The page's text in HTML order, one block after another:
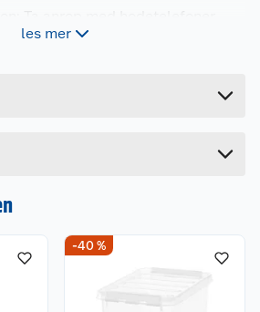
Ta anrop med hodetelefoner
øreklokker
opptil 10 meter
les mer
ikke fått noen omtale ennå.
-40 %